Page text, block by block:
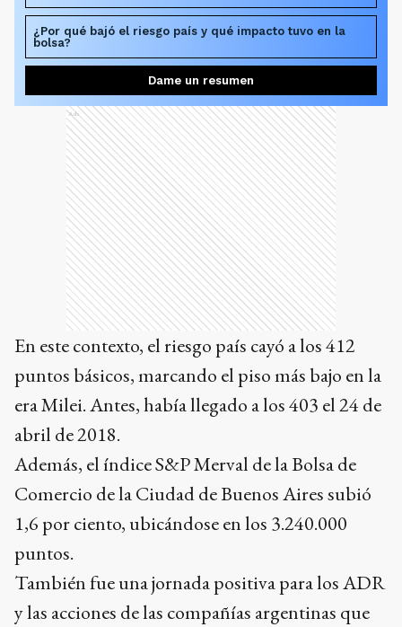
¿Por qué bajó el riesgo país y qué impacto tuvo en la
bolsa?
Dame un resumen
Ads
En este contexto, el riesgo país cayó a los 412
puntos básicos, marcando el piso más bajo en la
era Milei. Antes, había llegado a los 403 el 24 de
abril de 2018.
Además, el índice S&P Merval de la Bolsa de
Comercio de la Ciudad de Buenos Aires subió
1,6 por ciento, ubicándose en los 3.240.000
puntos.
También fue una jornada positiva para los ADR
y las acciones de las compañías argentinas que